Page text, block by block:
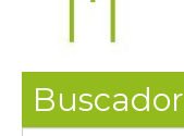
Buscador